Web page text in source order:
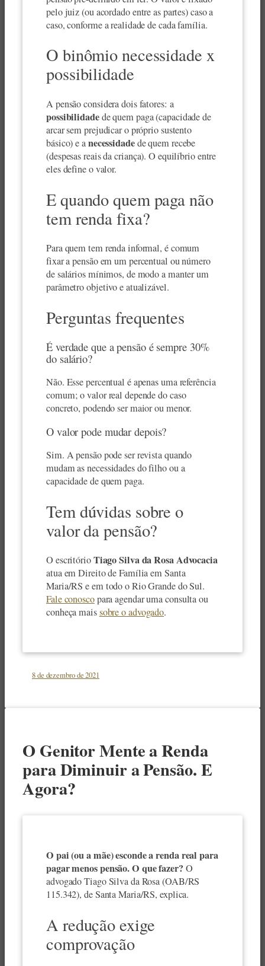
pelo juiz (ou acordado entre as partes) caso a
caso, conforme a realidade de cada família.
O binômio necessidade x
possibilidade
A pensão considera dois fatores: a
possibilidadede quem paga (capacidade de
arcar sem prejudicar o próprio sustento
básico) e anecessidadede quem recebe
(despesas reais da criança). O equilíbrio entre
eles define o valor.
E quando quem paga não
tem renda fixa?
Para quem tem renda informal, é comum
fixar a pensão em um percentual ou número
de salários mínimos, de modo a manter um
parâmetro objetivo e atualizável.
Perguntas frequentes
É verdade que a pensão é sempre 30%
do salário?
Não. Esse percentual é apenas uma referência
comum; o valor real depende do caso
concreto, podendo ser maior ou menor.
O valor pode mudar depois?
Sim. A pensão pode ser revista quando
mudam as necessidades do filho ou a
capacidade de quem paga.
Tem dúvidas sobre o
valor da pensão?
O escritórioTiago Silva da Rosa Advocacia
atua em Direito de Família em Santa
Maria/RS e em todo o Rio Grande do Sul.
Fale conoscopara agendar uma consulta ou
conheça maissobre o advogado.
8 de dezembro de 2021
O Genitor Mente a Renda
para Diminuir a Pensão. E
Agora?
O pai (ou a mãe) esconde a renda real para
pagar menos pensão. O que fazer?O
advogado Tiago Silva da Rosa (OAB/RS
115.342), de Santa Maria/RS, explica.
A redução exige
comprovação